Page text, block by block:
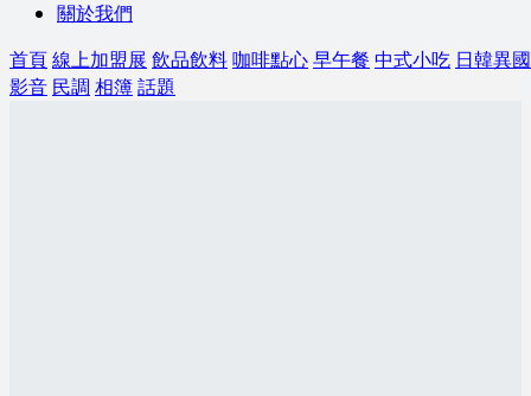
關於我們
首頁線上加盟展 飲品飲料咖啡點心早午餐 中式小吃 日韓異國
影音 民調 相簿話題